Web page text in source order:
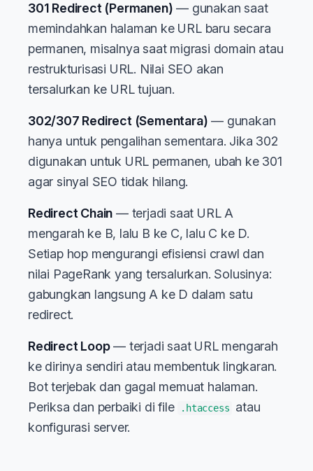
301 Redirect (Permanen) — gunakan saat
memindahkan halaman ke URL baru secara
permanen, misalnya saat migrasi domain atau
restrukturisasi URL. Nilai SEO akan
tersalurkan ke URL tujuan.
302/307 Redirect (Sementara) — gunakan
hanya untuk pengalihan sementara. Jika 302
digunakan untuk URL permanen, ubah ke 301
agar sinyal SEO tidak hilang.
Redirect Chain — terjadi saat URL A
mengarah ke B, lalu B ke C, lalu C ke D.
Setiap hop mengurangi efisiensi crawl dan
nilai PageRank yang tersalurkan. Solusinya:
gabungkan langsung A ke D dalam satu
redirect.
Redirect Loop— terjadi saat URL mengarah
ke dirinya sendiri atau membentuk lingkaran.
Bot terjebak dan gagal memuat halaman.
Periksa dan perbaiki di file
.htaccess
atau
konfigurasi server.